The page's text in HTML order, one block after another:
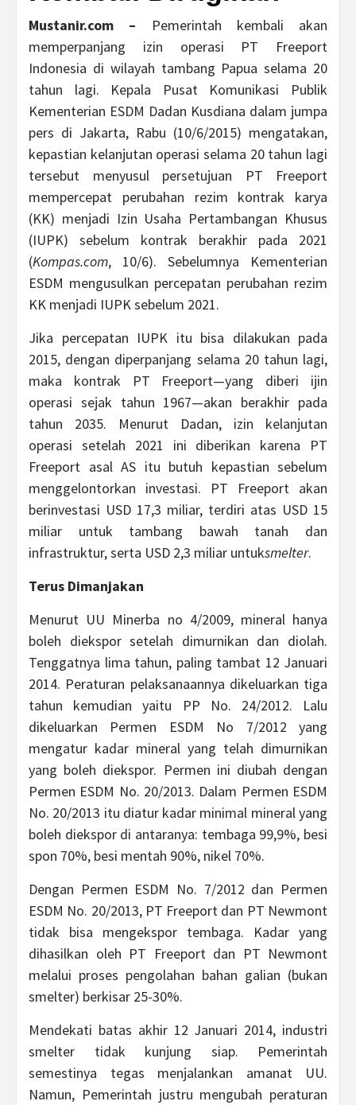
Mustanir.com –
Pemerintah kembali akan
memperpanjang izin operasi PT Freeport
Indonesia di wilayah tambang Papua selama 20
tahun lagi. Kepala Pusat Komunikasi Publik
Kementerian ESDM Dadan Kusdiana dalam jumpa
pers di Jakarta, Rabu (10/6/2015) mengatakan,
kepastian kelanjutan operasi selama 20 tahun lagi
tersebut menyusul persetujuan PT Freeport
mempercepat perubahan rezim kontrak karya
(KK) menjadi Izin Usaha Pertambangan Khusus
(IUPK) sebelum kontrak berakhir pada 2021
(Kompas.com, 10/6). Sebelumnya Kementerian
ESDM mengusulkan percepatan perubahan rezim
KK menjadi IUPK sebelum 2021.
Jika percepatan IUPK itu bisa dilakukan pada
2015, dengan diperpanjang selama 20 tahun lagi,
maka kontrak PT Freeport—yang diberi ijin
operasi sejak tahun 1967—akan berakhir pada
tahun 2035. Menurut Dadan, izin kelanjutan
operasi setelah 2021 ini diberikan karena PT
Freeport asal AS itu butuh kepastian sebelum
menggelontorkan investasi. PT Freeport akan
berinvestasi USD 17,3 miliar, terdiri atas USD 15
miliar untuk tambang bawah tanah dan
infrastruktur, serta USD 2,3 miliar untuksmelter.
Terus Dimanjakan
Menurut UU Minerba no 4/2009, mineral hanya
boleh diekspor setelah dimurnikan dan diolah.
Tenggatnya lima tahun, paling tambat 12 Januari
2014. Peraturan pelaksanaannya dikeluarkan tiga
tahun kemudian yaitu PP No. 24/2012. Lalu
dikeluarkan Permen ESDM No 7/2012 yang
mengatur kadar mineral yang telah dimurnikan
yang boleh diekspor. Permen ini diubah dengan
Permen ESDM No. 20/2013. Dalam Permen ESDM
No. 20/2013 itu diatur kadar minimal mineral yang
boleh diekspor di antaranya: tembaga 99,9%, besi
spon 70%, besi mentah 90%, nikel 70%.
Dengan Permen ESDM No. 7/2012 dan Permen
ESDM No. 20/2013, PT Freeport dan PT Newmont
tidak bisa mengekspor tembaga. Kadar yang
dihasilkan oleh PT Freeport dan PT Newmont
melalui proses pengolahan bahan galian (bukan
smelter) berkisar 25-30%.
Mendekati batas akhir 12 Januari 2014, industri
smelter tidak kunjung siap. Pemerintah
semestinya tegas menjalankan amanat UU.
Namun, Pemerintah justru mengubah peraturan